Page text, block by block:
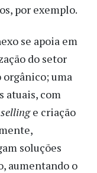
por exemplo.
se apoia em
do setor
orgânico; uma
atuais, com
e criação
soluções
aumentando o